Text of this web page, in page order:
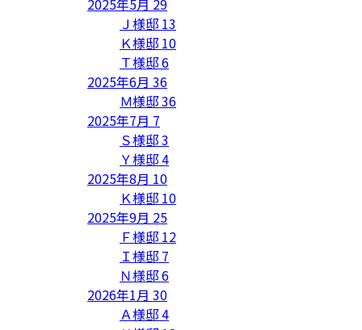
Ｊ様邸 13
Ｋ様邸 10
Ｔ様邸6
2025年6月 36
Ｍ様邸36
2025年7月 7
Ｓ様邸3
Ｙ様邸4
2025年8月 10
Ｋ様邸 10
2025年9月 25
Ｆ様邸 12
Ｉ様邸 7
Ｎ様邸6
2026年1月 30
Ａ様邸4